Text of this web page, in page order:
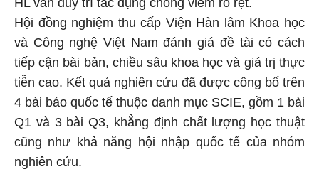
HL vẫn duy trì tác dụng chống viêm rõ rệt.
Hội đồng nghiệm thu cấp Viện Hàn lâm Khoa học
và Công nghệ Việt Nam đánh giá đề tài có cách
tiếp cận bài bản, chiều sâu khoa học và giá trị thực
tiễn cao. Kết quả nghiên cứu đã được công bố trên
4 bài báo quốc tế thuộc danh mục SCIE, gồm 1 bài
Q1 và 3 bài Q3, khẳng định chất lượng học thuật
cũng như khả năng hội nhập quốc tế của nhóm
nghiên cứu.